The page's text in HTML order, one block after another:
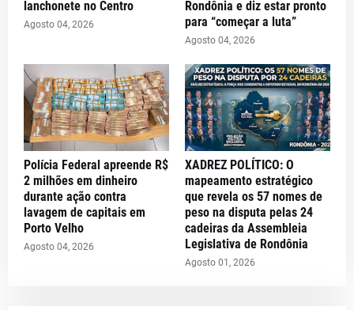
lanchonete no Centro
Agosto 04, 2026
Rondônia e diz estar pronto
para “começar a luta”
Agosto 04, 2026
Polícia Federal apreende R$
2 milhões em dinheiro
durante ação contra
lavagem de capitais em
Porto Velho
Agosto 04, 2026
XADREZ POLÍTICO: O
mapeamento estratégico
que revela os 57 nomes de
peso na disputa pelas 24
cadeiras da Assembleia
Legislativa de Rondônia
Agosto 01, 2026